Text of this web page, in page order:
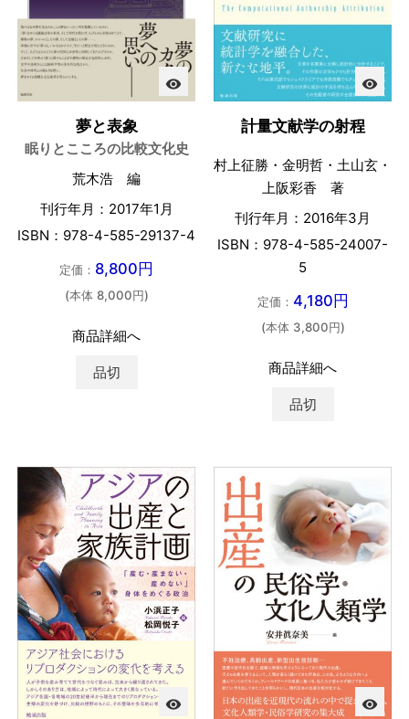
visibility
夢と表象
眠りとこころの比較文化史
荒木浩 編
刊行年月：2017年1月
ISBN：978-4-585-29137-4
定価： 8,800円
(本体 8,000円)
商品詳細へ
品切
visibility
計量文献学の射程
村上征勝・金明哲・土山玄・
上阪彩香 著
刊行年月：2016年3月
ISBN：978-4-585-24007-
5
定価： 4,180円
(本体 3,800円)
商品詳細へ
品切
visibility visibility